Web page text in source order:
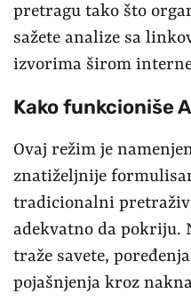
pretragu tako što
sažete analize sa
izvorima širom
Kako funkcioniše
Ovaj režim je
znatiželjnije
tradicionalni
adekvatno da pokriju.
traže savete,
pojašnjenja kroz